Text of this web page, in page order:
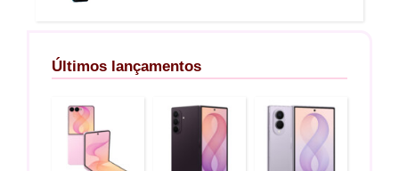
Últimos lançamentos